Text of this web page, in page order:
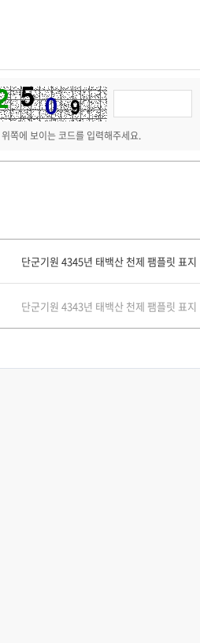
쪽에 보이는 코드를 입력해주세요.
단군기원 4345년 태백산 천제 팸플릿 표지
단군기원 4343년 태백산 천제 팸플릿 표지